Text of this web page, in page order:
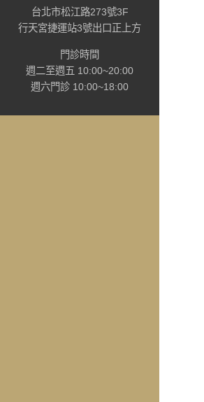
台北市松江路273號3F
行天宮捷運站3號出口正上方
門診時間
週二至週五 10:00~20:00
週六門診 10:00~18:00